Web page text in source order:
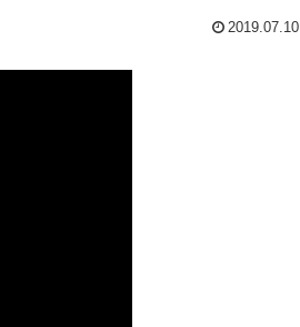
2019.07.10